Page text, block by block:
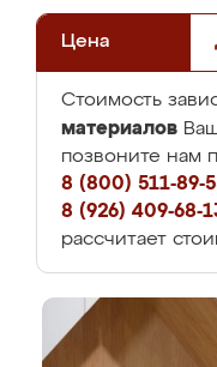
Цена
Стоимость
материалов
позвоните нам
8 (800) 511-89-
8 (926) 409-68-
рассчитает